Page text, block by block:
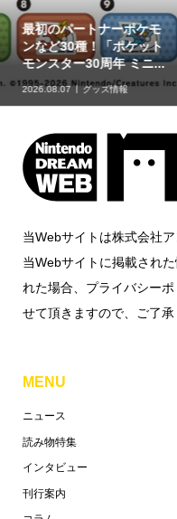
ポケモンの姿のソフビ貯
金箱「ポケモンコインバ
ンク」に、ゲンガーな...
2026.08.07 グッズ情報
当Webサイトは株式会社
当Webサイトに掲載され
れた場合、プライバシー
せて頂きますので、ご了承
MENU
ニュース
読み物特集
インタビュー
刊行案内